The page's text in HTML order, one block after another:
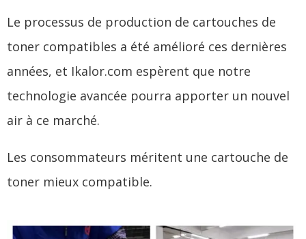
Le processus de production de cartouches de
toner compatibles a été amélioré ces dernières
années, et Ikalor.com espèrent que notre
technologie avancée pourra apporter un nouvel
air à ce marché.
Les consommateurs méritent une cartouche de
toner mieux compatible.